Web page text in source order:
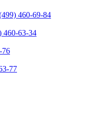
460-69-84
460-63-34
76
77